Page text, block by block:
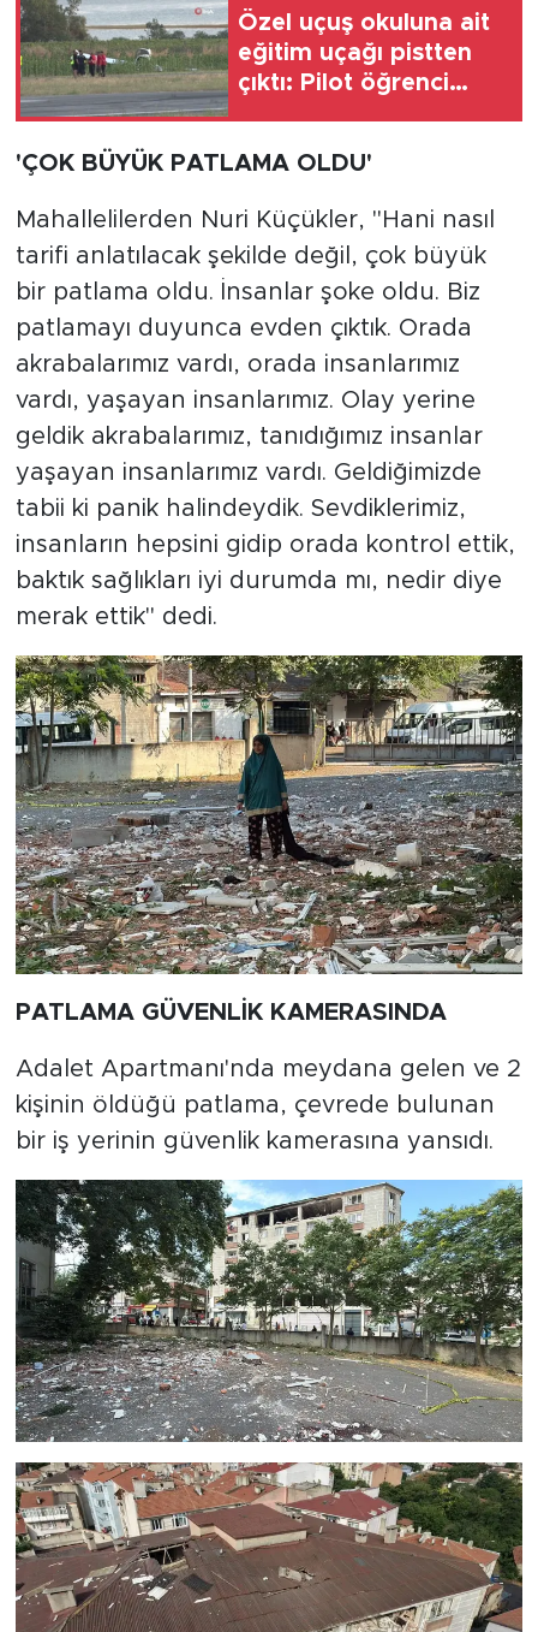
Özel uçuş okuluna ait
eğitim uçağı pistten
çıktı: Pilot öğrenci
'ÇOK BÜYÜK PATLAMA OLDU'
Mahallelilerden Nuri Küçükler, "Hani nasıl
tarifi anlatılacak şekilde değil, çok büyük
bir patlama oldu. İnsanlar şoke oldu. Biz
patlamayı duyunca evden çıktık. Orada
akrabalarımız vardı, orada insanlarımız
vardı, yaşayan insanlarımız. Olay yerine
geldik akrabalarımız, tanıdığımız insanlar
yaşayan insanlarımız vardı. Geldiğimizde
tabii ki panik halindeydik. Sevdiklerimiz,
insanların hepsini gidip orada kontrol ettik,
baktık sağlıkları iyi durumda mı, nedir diye
merak ettik" dedi.
PATLAMA GÜVENLİK KAMERASINDA
Adalet Apartmanı'nda meydana gelen ve 2
kişinin öldüğü patlama, çevrede bulunan
bir iş yerinin güvenlik kamerasına yansıdı.